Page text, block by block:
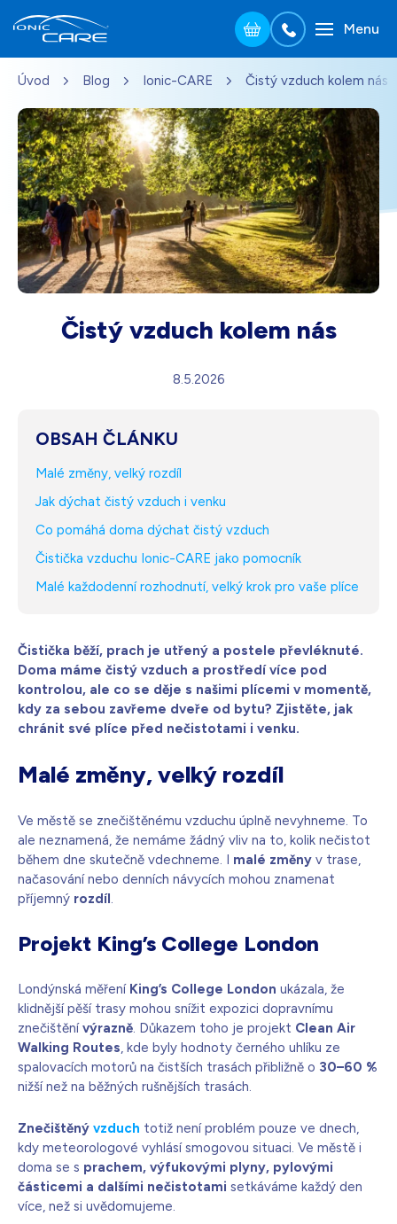
Přejít na hlavní obsah
Menu
Úvod Blog Ionic-CARE Čistý vzduch kolem nás
Čistý vzduch kolem nás
8.5.2026
OBSAH ČLÁNKU
Malé změny, velký rozdíl
Jak dýchat čistý vzduch i venku
Co pomáhá doma dýchat čistý vzduch
Čistička vzduchu Ionic-CARE jako pomocník
Malé každodenní rozhodnutí, velký krok pro vaše plíce
Čistička běží, prach je utřený a postele převléknuté.
Doma máme čistý vzduch a prostředí více pod
kontrolou, ale co se děje s našimi plícemi v momentě,
kdy za sebou zavřeme dveře od bytu? Zjistěte, jak
chránit své plíce před nečistotami i venku.
Malé změny, velký rozdíl
Ve městě se znečištěnému vzduchu úplně nevyhneme. To
ale neznamená, že nemáme žádný vliv na to, kolik nečistot
během dne skutečně vdechneme. I malé změny v trase,
načasování nebo denních návycích mohou znamenat
příjemný rozdíl.
Projekt King’s College London
Londýnská měřeníKing’s College London ukázala, že
klidnější pěší trasy mohou snížit expozici dopravnímu
znečištěnívýrazně. Důkazem toho je projekt Clean Air
Walking Routes, kde byly hodnoty černého uhlíku ze
spalovacích motorů na čistších trasách přibližně o 30–60 %
nižší než na běžných rušnějších trasách.
Znečištěný vzduch totiž není problém pouze ve dnech,
kdy meteorologové vyhlásí smogovou situaci. Ve městě i
doma se s prachem, výfukovými plyny, pylovými
částicemi a dalšími nečistotami setkáváme každý den
více, než si uvědomujeme.
Skladem - doprava zdarma Dárek pro vás při zadání kódu
Dřevo dub 3 990Kč
Skladem - doprava zdarma Dárek pro vás při zadání kódu
Perleťově bílá 3 690 Kč
Skladem - doprava zdarma Dárek pro vás při zadání kódu
Bílá s krystaly
Skladem - doprava zdarma